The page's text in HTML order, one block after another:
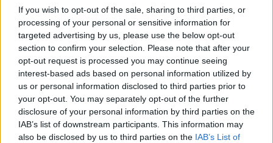
If you wish to opt-out of the sale, sharing to third parties, or
processing of your personal or sensitive information for
targeted advertising by us, please use the below opt-out
section to confirm your selection. Please note that after your
opt-out request is processed you may continue seeing
interest-based ads based on personal information utilized by
us or personal information disclosed to third parties prior to
your opt-out. You may separately opt-out of the further
disclosure of your personal information by third parties on the
IAB’s list of downstream participants. This information may
also be disclosed by us to third parties on the IAB’s List of
FIRENZE —Schiaffeggiato e rapinato da una persona incontrata al
Parco delle Cascine, è il racconto di un uomo ai carabinieri che
hanno avviato le indagini.
La rapina al Parco delle Cascine sarebbe avvenuta domenica sera
intorno alle 22, così ha raccontato un uomo di 52 anni che si è
presentato presso presso la Stazione Carabinieri di Firenze Santa
Maria Novella.
Secondo una ricostruzione il fiorentino parlava con un cittadino